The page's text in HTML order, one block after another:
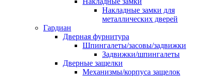
Накладные замки для
металлических дверей
Гардиан
Дверная фурнитура
Шпингалеты/засовы/задвижки
Задвижки/шпингалеты
Дверные защелки
Механизмы/корпуса защелок